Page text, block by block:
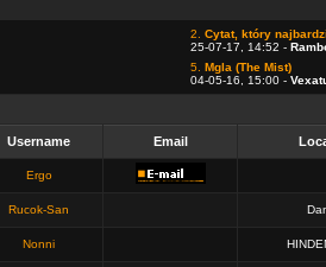
2. Cytat, który
25-07-17, 14:52 -
5. Mgla (The Mist)
04-05-16, 15:00 -
Username Email
Ergo
Rucok-San
Nonni